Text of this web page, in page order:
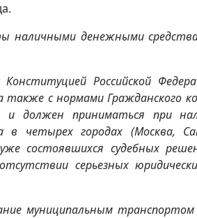
денежными
Российской
также с нормами Гражданского
должен приниматься при
четырех городах (Москва,
состоявшихся судебных
серьезных
муниципальным